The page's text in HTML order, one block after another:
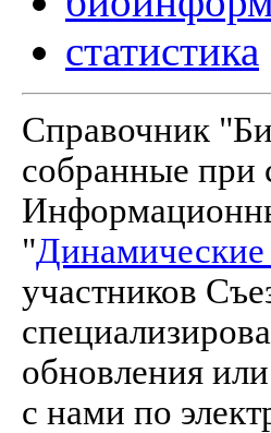
статистика
Справочник
собранные
"
участников
обновления
с нами по